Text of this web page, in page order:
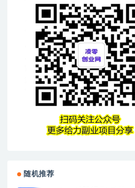
随机推荐